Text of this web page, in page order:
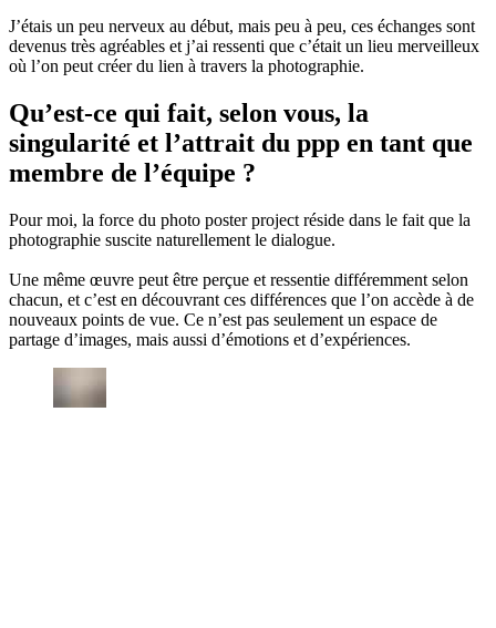
J’étais un peu nerveux au début, mais peu à peu, ces échanges sont
devenus très agréables et j’ai ressenti que c’était un lieu merveilleux
où l’on peut créer du lien à travers la photographie.
Qu’est-ce qui fait, selon vous, la
singularité et l’attrait du ppp en tant que
membre de l’équipe ?
Pour moi, la force du photo poster project réside dans le fait que la
photographie suscite naturellement le dialogue.
Une même œuvre peut être perçue et ressentie différemment selon
chacun, et c’est en découvrant ces différences que l’on accède à de
nouveaux points de vue. Ce n’est pas seulement un espace de
partage d’images, mais aussi d’émotions et d’expériences.